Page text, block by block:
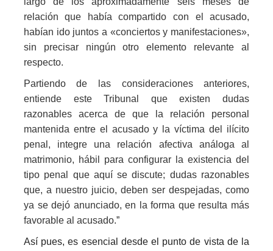
relación que había compartido con el acusado,
habían ido juntos a «conciertos y manifestaciones»,
sin precisar ningún otro elemento relevante al
respecto.
Partiendo de las consideraciones anteriores,
entiende este Tribunal que existen dudas
razonables acerca de que la relación personal
mantenida entre el acusado y la víctima del ilícito
penal, integre una relación afectiva análoga al
matrimonio, hábil para configurar la existencia del
tipo penal que aquí se discute; dudas razonables
que, a nuestro juicio, deben ser despejadas, como
ya se dejó anunciado, en la forma que resulta más
favorable al acusado.”
Así pues, es esencial desde el punto de vista de la